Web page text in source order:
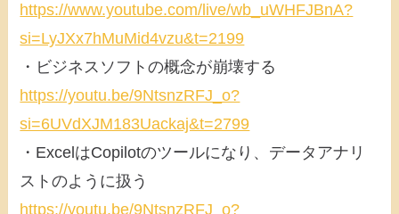
https://www.youtube.com/live/wb_uWHFJBnA?
si=LyJXx7hMuMid4vzu&t=2199
・ビジネスソフトの概念が崩壊する
https://youtu.be/9NtsnzRFJ_o?
si=6UVdXJM183Uackaj&t=2799
・ExcelはCopilotのツールになり、データアナリ
ストのように扱う
https://youtu.be/9NtsnzRFJ_o?